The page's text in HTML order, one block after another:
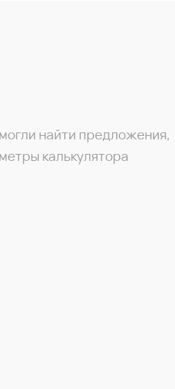
найти предложения,
калькулятора